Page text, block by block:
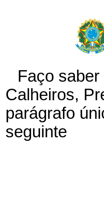
Faço
Calheiros,
parágrafo
seguinte